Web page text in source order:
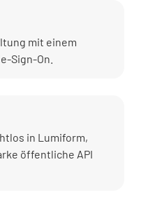
mit einem
Sign-On.
in Lumiform,
öffentliche API